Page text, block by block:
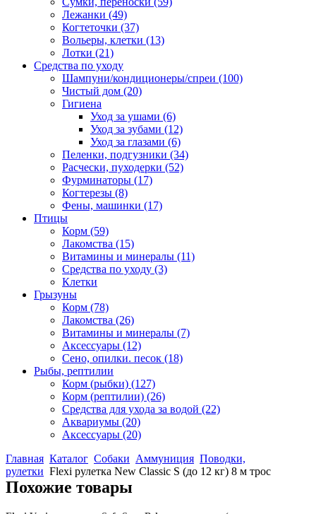
Лежанки (49)
Когтеточки (37)
Вольеры, клетки (13)
Лотки (21)
Средства по уходу
Шампуни/кондиционеры/спреи (100)
Чистый дом (20)
Гигиена
Уход за ушами (6)
Уход за зубами (12)
Уход за глазами (6)
Пеленки, подгузники (34)
Расчески, пуходерки (52)
Фурминаторы (17)
Когтерезы (8)
Фены, машинки (17)
Птицы
Корм (59)
Лакомства (15)
Витамины и минералы (11)
Средства по уходу (3)
Клетки
Грызуны
Корм (78)
Лакомства (26)
Витамины и минералы (7)
Аксессуары (12)
Сено, опилки. песок (18)
Рыбы, рептилии
Корм (рыбки) (127)
Корм (рептилии) (26)
Средства для ухода за водой (22)
Аквариумы (20)
Аксессуары (20)
Главная Каталог Собаки Аммуниция Поводки,
рулетки Flexi рулетка New Classic S (до 12 кг) 8 м трос
Похожие товары